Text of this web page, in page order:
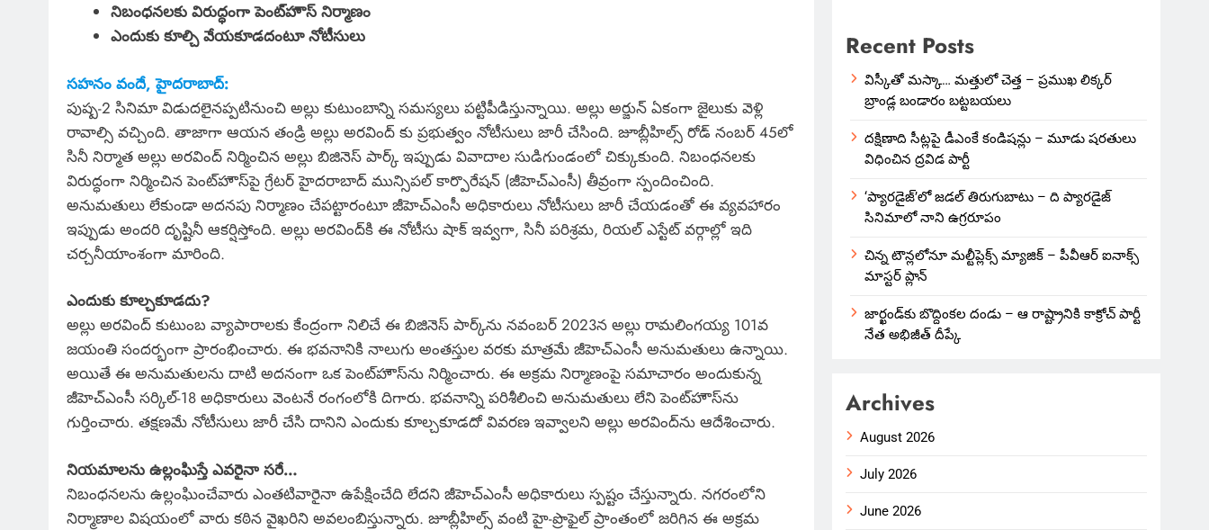
నిబంధనలకు విరుద్ధంగా పెంట్‌హౌస్‌ నిర్మాణం
ఎందుకు కూల్చి వేయకూడదంటూ నోటీసులు
సహనం వందే, హైదరాబాద్:
పుష్ప-2 సినిమా విడుదలైనప్పటినుంచి అల్లు కుటుంబాన్ని సమస్యలు పట్టిపీడిస్తున్నాయి. అల్లు అర్జున్ ఏకంగా జైలుకు వెళ్లి
రావాల్సి వచ్చింది. తాజాగా ఆయన తండ్రి అల్లు అరవింద్ కు ప్రభుత్వం నోటీసులు జారీ చేసింది. జూబ్లీహిల్స్ రోడ్ నంబర్ 45లో
సినీ నిర్మాత అల్లు అరవింద్ నిర్మించిన అల్లు బిజినెస్ పార్క్‌ ఇప్పుడు వివాదాల సుడిగుండంలో చిక్కుకుంది. నిబంధనలకు
విరుద్ధంగా నిర్మించిన పెంట్‌హౌస్‌పై గ్రేటర్ హైదరాబాద్ మున్సిపల్ కార్పొరేషన్ (జీహెచ్ఎంసీ) తీవ్రంగా స్పందించింది.
అనుమతులు లేకుండా అదనపు నిర్మాణం చేపట్టారంటూ జీహెచ్ఎంసీ అధికారులు నోటీసులు జారీ చేయడంతో ఈ వ్యవహారం
ఇప్పుడు అందరి దృష్టినీ ఆకర్షిస్తోంది. అల్లు అరవింద్‌కి ఈ నోటీసు షాక్ ఇవ్వగా, సినీ పరిశ్రమ, రియల్ ఎస్టేట్ వర్గాల్లో ఇది
చర్చనీయాంశంగా మారింది.
ఎందుకు కూల్చకూడదు?
అల్లు అరవింద్ కుటుంబ వ్యాపారాలకు కేంద్రంగా నిలిచే ఈ బిజినెస్ పార్క్‌ను నవంబర్ 2023న అల్లు రామలింగయ్య 101వ
జయంతి సందర్భంగా ప్రారంభించారు. ఈ భవనానికి నాలుగు అంతస్తుల వరకు మాత్రమే జీహెచ్ఎంసీ అనుమతులు ఉన్నాయి.
అయితే ఈ అనుమతులను దాటి అదనంగా ఒక పెంట్‌హౌస్‌ను నిర్మించారు. ఈ అక్రమ నిర్మాణంపై సమాచారం అందుకున్న
జీహెచ్ఎంసీ సర్కిల్-18 అధికారులు వెంటనే రంగంలోకి దిగారు. భవనాన్ని పరిశీలించి అనుమతులు లేని పెంట్‌హౌస్‌ను
గుర్తించారు. తక్షణమే నోటీసులు జారీ చేసి దానిని ఎందుకు కూల్చకూడదో వివరణ ఇవ్వాలని అల్లు అరవింద్‌ను ఆదేశించారు.
నియమాలను ఉల్లంఘిస్తే ఎవరైనా సరే…
నిబంధనలను ఉల్లంఘించేవారు ఎంతటివారైనా ఉపేక్షించేది లేదని జీహెచ్ఎంసీ అధికారులు స్పష్టం చేస్తున్నారు. నగరంలోని
నిర్మాణాల విషయంలో వారు కఠిన వైఖరిని అవలంబిస్తున్నారు. జూబ్లీహిల్స్ వంటి హై-ప్రొఫైల్ ప్రాంతంలో జరిగిన ఈ అక్రమ
Recent Posts
విస్కీతో మస్కా… మత్తులో చెత్త – ప్రముఖ లిక్కర్
బ్రాండ్ల బండారం బట్టబయలు
దక్షిణాది సీట్లపై డీఎంకే కండిషన్లు – మూడు షరతులు
విధించిన ద్రవిడ పార్టీ
‘ప్యారడైజ్’లో జడల్ తిరుగుబాటు – ది ప్యారడైజ్
సినిమాలో నాని ఉగ్రరూపం
చిన్న టౌన్లలోనూ మల్టీప్లెక్స్‌ మ్యాజిక్ – పీవీఆర్ ఐనాక్స్
మాస్టర్ ప్లాన్
జార్ఖండ్‌కు బొద్దింకల దండు – ఆ రాష్ట్రానికి కాక్రోచ్ పార్టీ
నేత అభిజీత్ దీప్కే
Archives
August 2026
July 2026
June 2026